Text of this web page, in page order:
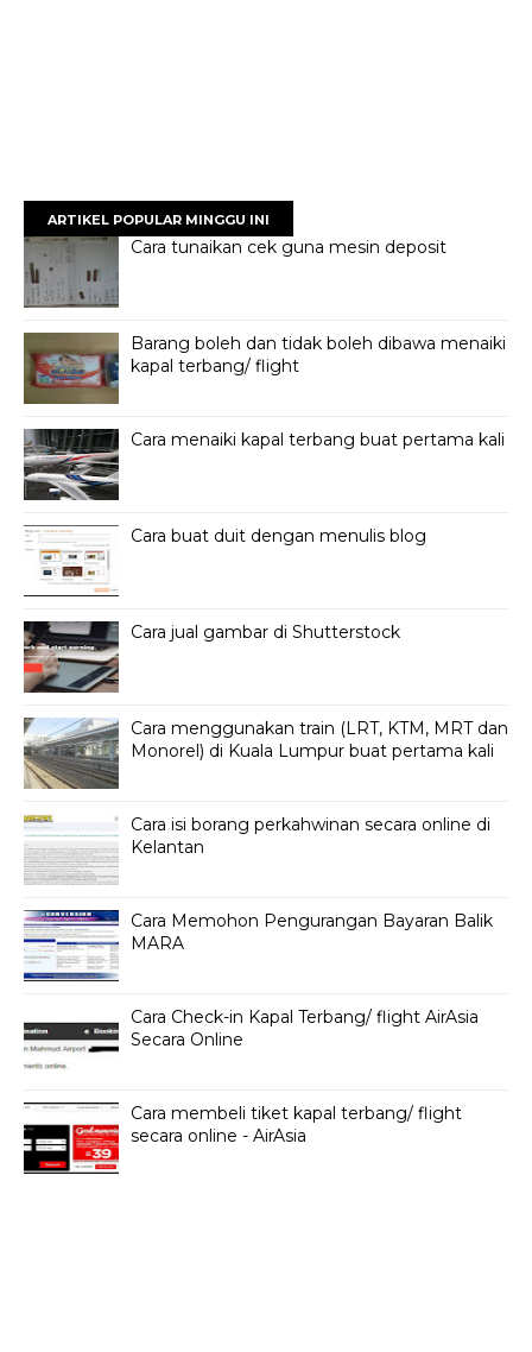
ARTIKEL POPULAR MINGGU INI
Cara tunaikan cek guna mesin deposit
Barang boleh dan tidak boleh dibawa menaiki
kapal terbang/ flight
Cara menaiki kapal terbang buat pertama kali
Cara buat duit dengan menulis blog
Cara jual gambar di Shutterstock
Cara menggunakan train (LRT, KTM, MRT dan
Monorel) di Kuala Lumpur buat pertama kali
Cara isi borang perkahwinan secara online di
Kelantan
Cara Memohon Pengurangan Bayaran Balik
MARA
Cara Check-in Kapal Terbang/ flight AirAsia
Secara Online
Cara membeli tiket kapal terbang/ flight
secara online - AirAsia